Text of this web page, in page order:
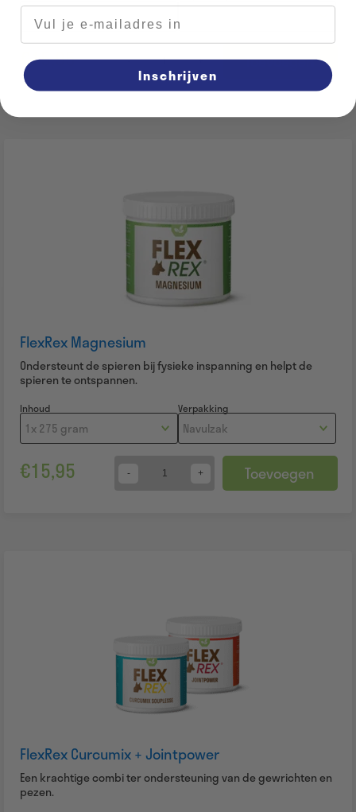
€15,95 Quantity Toevoegen
FlexRex Magnesium
Ondersteunt de spieren bij fysieke inspanning en helpt de
spieren te ontspannen.
Inhoud Verpakking
€15,95 Quantity Toevoegen
FlexRex Curcumix + Jointpower
Een krachtige combi ter ondersteuning van de gewrichten en
pezen.
E-mailadres
Inschrijven